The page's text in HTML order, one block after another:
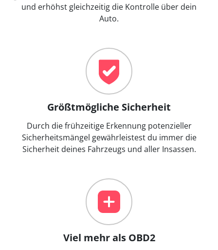
und erhöhst gleichzeitig die Kontrolle über dein
Auto.
Größtmögliche Sicherheit
Durch die frühzeitige Erkennung potenzieller
Sicherheitsmängel gewährleistest du immer die
Sicherheit deines Fahrzeugs und aller Insassen.
Viel mehr als OBD2